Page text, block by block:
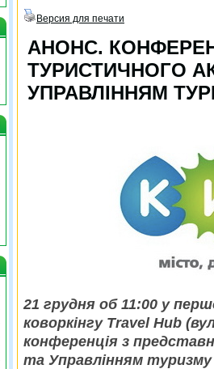
Версия для печати
АНОНС.
ТУРИСТИЧНОГО
УПРАВЛІННЯМ
21 грудня об 11:00 у
коворкінгу Travel Hub
конференція з
та Управлінням